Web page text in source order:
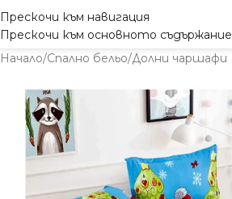
Прескочи към навигация
Прескочи към основното съдържание
Начало/Спално бельо/Долни чаршафи